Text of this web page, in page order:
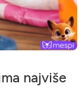
najviše